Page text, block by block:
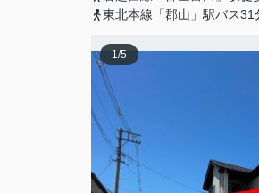
東北本線「郡山」駅バス
1/5